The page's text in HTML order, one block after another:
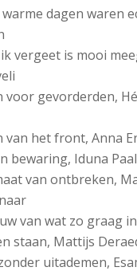
dagen waren
vergeet is mooi
voor gevorderden,
van het front, Anna
bewaring, Iduna
van ontbreken,
van wat zo graag
staan, Mattijs
uitademen,